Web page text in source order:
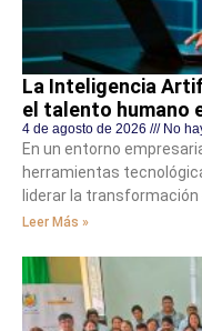
La Inteligencia
el talento humano
4 de agosto de 2026 No
En un entorno
herramientas
liderar la
Leer Más »